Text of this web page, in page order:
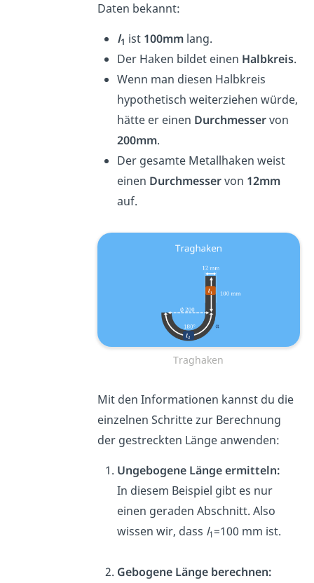
Daten bekannt:
l1 ist 100mmlang.
Der Haken bildet einen Halbkreis.
Wenn man diesen Halbkreis
hypothetisch weiterziehen würde,
hätte er einen Durchmesservon
200mm.
Der gesamte Metallhaken weist
einen Durchmesservon 12mm
auf.
Traghaken
Mit den Informationen kannst du die
einzelnen Schritte zur Berechnung
der gestreckten Länge anwenden:
Ungebogene Länge ermitteln:
In diesem Beispiel gibt es nur
einen geraden Abschnitt. Also
wissen wir, dass l1=100 mm ist.
Gebogene Länge berechnen: